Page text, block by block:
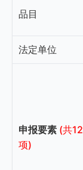
品目
法定单位
申报要素 (共12
项)